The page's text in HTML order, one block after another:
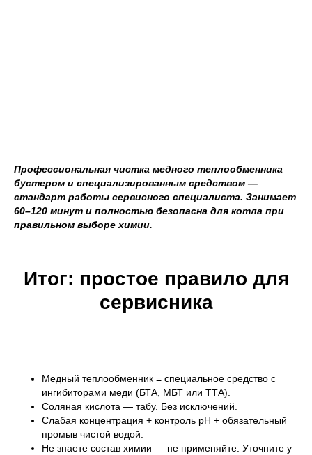
Профессиональная чистка медного теплообменника
бустером и специализированным средством —
стандарт работы сервисного специалиста. Занимает
60–120 минут и полностью безопасна для котла при
правильном выборе химии.
Итог: простое правило для
сервисника
Медный теплообменник = специальное средство с
ингибиторами меди (БТА, МБТ или ТТА).
Соляная кислота — табу. Без исключений.
Слабая концентрация + контроль pH + обязательный
промыв чистой водой.
Не знаете состав химии — не применяйте. Уточните у